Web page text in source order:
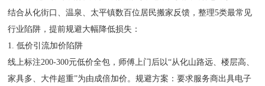
结合从化街口、温泉、太平镇数百位居民搬家反馈，整理5类最常见
行业陷阱，提前规避大幅降低损失：
1. 低价引流加价陷阱
线上标注200-300元低价全包，师傅上门后以“从化山路远、楼层高、
家具多、大件超重”为由成倍加价。规避方案：要求服务商出具电子